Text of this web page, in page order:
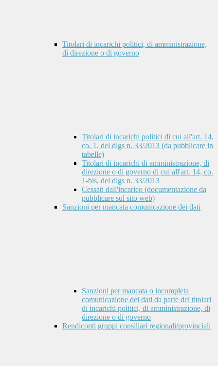
Titolari di incarichi politici, di amministrazione,
di direzione o di governo
Titolari di incarichi politici di cui all'art. 14,
co. 1, del dlgs n. 33/2013 (da pubblicare in
tabelle)
Titolari di incarichi di amministrazione, di
direzione o di governo di cui all'art. 14, co.
1-bis, del dlgs n. 33/2013
Cessati dall'incarico (documentazione da
pubblicare sul sito web)
Sanzioni per mancata comunicazione dei dati
Sanzioni per mancata o incompleta
comunicazione dei dati da parte dei titolari
di incarichi politici, di amministrazione, di
direzione o di governo
Rendiconti gruppi consiliari regionali/provinciali